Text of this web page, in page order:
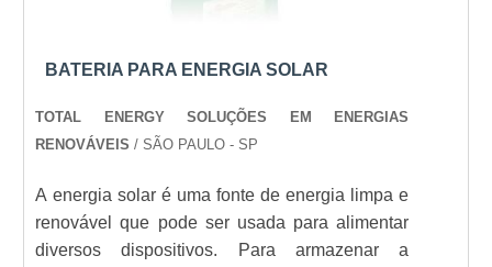
ARMAZENAR ENERGIA SOLAR EM
CASA?
Sim, é permitido e incentivado, pois aumenta a
eficiência e independência energética.
BATERIA PARA ENERGIA SOLAR
TOTAL ENERGY SOLUÇÕES EM ENERGIAS
RENOVÁVEIS/ SÃO PAULO - SP
A energia solar é uma fonte de energia limpa e
renovável que pode ser usada para alimentar
diversos dispositivos. Para armazenar a